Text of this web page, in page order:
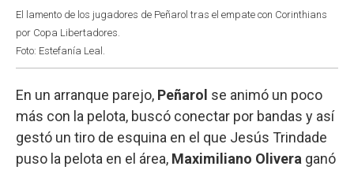
El lamento de los jugadores de Peñarol tras el empate con Corinthians
por Copa Libertadores.
Foto: Estefanía Leal.
En un arranque parejo, Peñarol se animó un poco
más con la pelota, buscó conectar por bandas y así
gestó un tiro de esquina en el que Jesús Trindade
puso la pelota en el área, Maximiliano Olivera ganó